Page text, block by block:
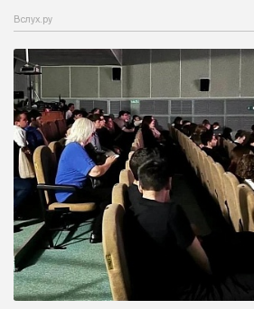
Вслух.ру